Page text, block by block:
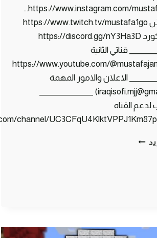
https://www.instagram.com/mustafagame…
🎥 تويتش https://www.twitch.tv/mustafa1go
🎤 دسكورد https://discord.gg/nY3Ha3D
قناتي الثانية
https://www.youtube.com/
الاعلان والامور المهمة
(iraqisofi.mjj@gmail.com) _______________
لدعم القناه
channel/
كلانس
!!؟